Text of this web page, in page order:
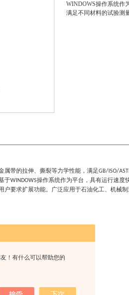
！有什么可以帮助您的
WINDOWS操作系统作
满足不同材料的试验测
属带的拉伸、撕裂等力学性能，满足GB/ISO/
于WINDOWS操作系统作为平台，具有运行速度
户要求扩展功能。广泛应用于石油化工、机械